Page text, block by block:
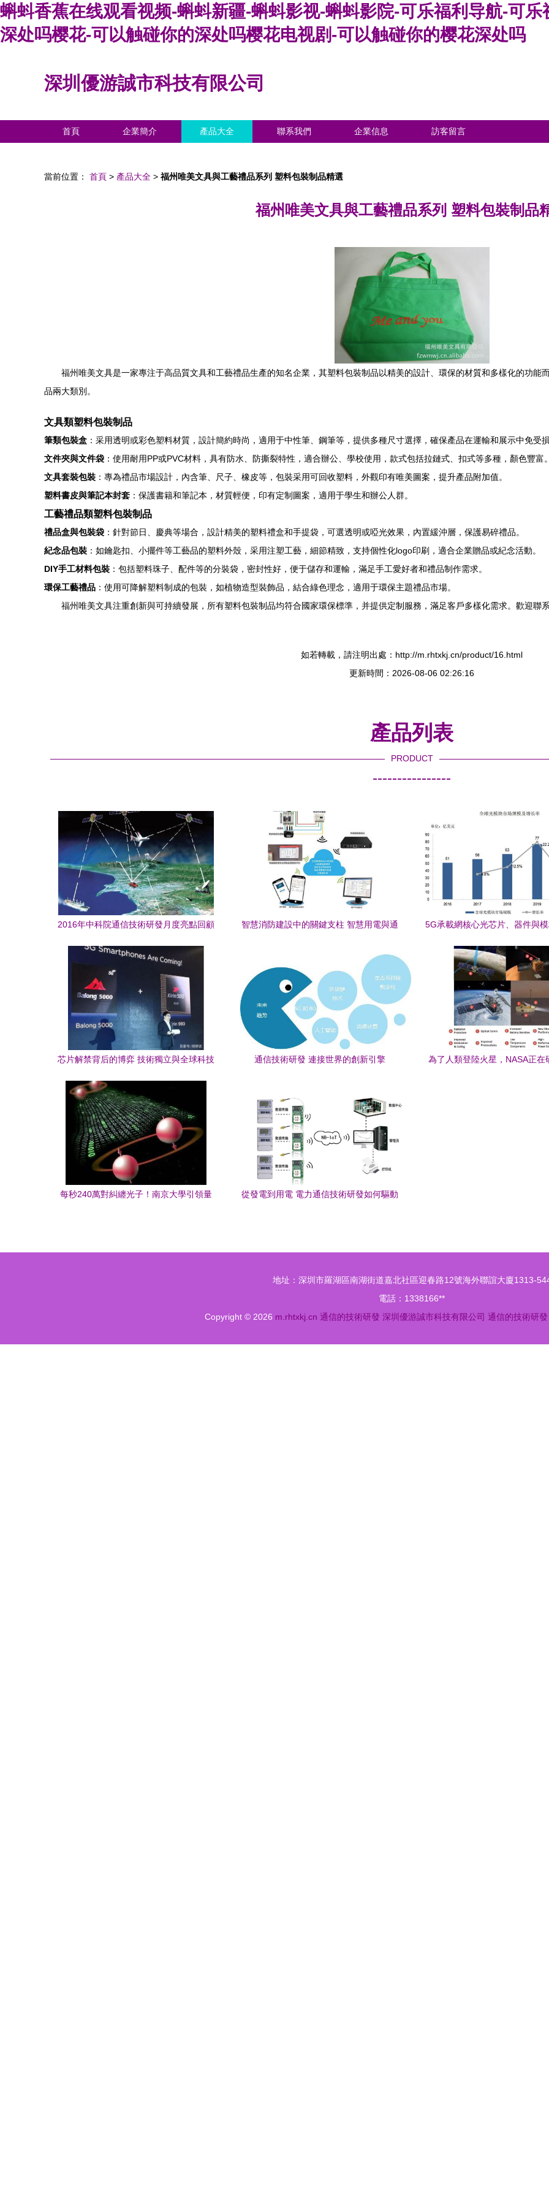
蝌蚪香蕉在线观看视频-蝌蚪新疆-蝌蚪影视-蝌蚪影院-可乐福利导航-可
深处吗樱花-可以触碰你的深处吗樱花电视剧-可以触碰你的樱花深处吗
深圳優游誠市科技有限公司
首頁 企業簡介 產品大全 聯系我們 企業信息 訪客留言
當前位置： 首頁 > 產品大全 > 福州唯美文具與工藝禮品系列 塑料包裝制品精選
福州唯美文具與工藝禮品系列 塑料包裝制品
福州唯美文具是一家專注于高品質文具和工藝禮品生產的知名企業，其塑料包裝制品以精美的設計、環保的材質和多樣化的功能
品兩大類別。
文具類塑料包裝制品
筆類包裝盒 ：采用透明或彩色塑料材質，設計簡約時尚，適用于中性筆、鋼筆等，提供多種尺寸選擇，確保產品在運輸和展示中免受損
文件夾與文件袋 ：使用耐用PP或PVC材料，具有防水、防撕裂特性，適合辦公、學校使用，款式包括拉鏈式、扣式等多種，顏色豐富。
文具套裝包裝 ：專為禮品市場設計，內含筆、尺子、橡皮等，包裝采用可回收塑料，外觀印有唯美圖案，提升產品附加值。
塑料書皮與筆記本封套 ：保護書籍和筆記本，材質輕便，印有定制圖案，適用于學生和辦公人群。
工藝禮品類塑料包裝制品
禮品盒與包裝袋 ：針對節日、慶典等場合，設計精美的塑料禮盒和手提袋，可選透明或啞光效果，內置緩沖層，保護易碎禮品。
紀念品包裝 ：如鑰匙扣、小擺件等工藝品的塑料外殼，采用注塑工藝，細節精致，支持個性化logo印刷，適合企業贈品或紀念活動。
DIY手工材料包裝 ：包括塑料珠子、配件等的分裝袋，密封性好，便于儲存和運輸，滿足手工愛好者和禮品制作需求。
環保工藝禮品 ：使用可降解塑料制成的包裝，如植物造型裝飾品，結合綠色理念，適用于環保主題禮品市場。
福州唯美文具注重創新與可持續發展，所有塑料包裝制品均符合國家環保標準，并提供定制服務，滿足客戶多樣化需求。歡迎聯
如若轉載，請注明出處：http://m.rhtxkj.cn/product/16.html
更新時間：2026-08-06 02:26:16
產品列表
PRODUCT
----------------
2016年中科院通信技術研發月度亮點回顧
智慧消防建設中的關鍵支柱 智慧用電與通
5G承載網核心光芯片、器件與
芯片解禁背后的博弈 技術獨立與全球科技
通信技術研發 連接世界的創新引擎
為了人類登陸火星，NASA正在
每秒240萬對糾纏光子！南京大學引領量
從發電到用電 電力通信技術研發如何驅動
地址：深圳市羅湖區南湖街道嘉北社區迎春路12號海外聯誼大廈1313-
電話：1338166**
Copyright © 2026 m.rhtxkj.cn 通信的技術研發 深圳優游誠市科技有限公司 通信的技術研發